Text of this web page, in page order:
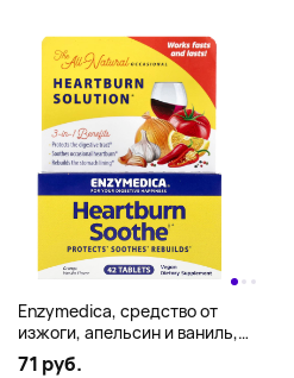
Enzymedica, средство от
изжоги, апельсин и ваниль,
42 таблетки
71 руб.